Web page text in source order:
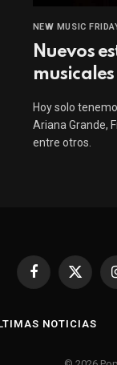
NEW MUSIC
Nuevos
Hoy solo
Ariana Grande,
entre otros.
Facebook
X
NOTICIAS